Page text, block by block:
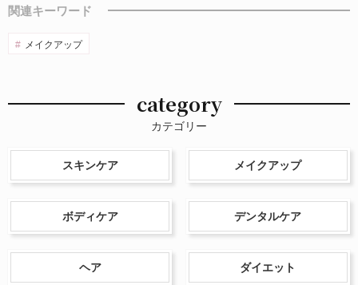
関連キーワード
メイクアップ
category
カテゴリー
スキンケア メイクアップ
ボディケア デンタルケア
ヘア ダイエット